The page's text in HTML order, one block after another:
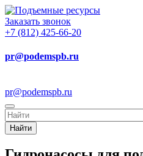
Заказать звонок
+7 (812) 425-66-20
pr@podemspb.ru
pr@podemspb.ru
Найти